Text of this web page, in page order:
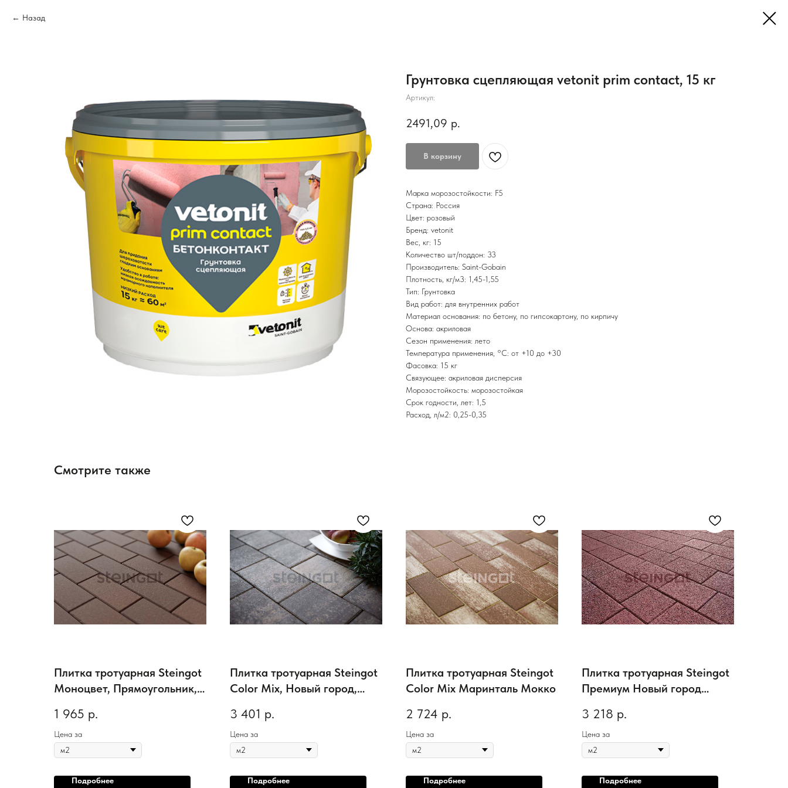
Назад
Грунтовка сцепляющая vetonit prim contact, 15 кг
Артикул:
2491,09 р.
В корзину
Марка морозостойкости: F5
Страна: Россия
Цвет: розовый
Бренд: vetonit
Вес, кг: 15
Количество шт/поддон: 33
Производитель: Saint-Gobain
Плотность, кг/м3: 1,45-1,55
Тип: Грунтовка
Вид работ: для внутренних работ
Материал основания: по бетону, по гипсокартону, по кирпичу
Основа: акриловая
Сезон применения: лето
Температура применения, °С: от +10 до +30
Фасовка: 15 кг
Связующее: акриловая дисперсия
Морозостойкость: морозостойкая
Срок годности, лет: 1,5
Расход, л/м2: 0,25-0,35
Смотрите также
Плитка тротуарная Steingot
Моноцвет, Прямоугольник,
коричневый, 200*100*60
мм
1 965 р.
Цена за
Подробнее
Плитка тротуарная Steingot
Color Mix, Новый город,
мм
3 401 р.
Цена за
Подробнее
Плитка тротуарная Steingot
Color Mix Маринталь Мокко
2 724 р.
Цена за
Подробнее
Плитка тротуарная Steingot
Премиум Новый город
3 218 р.
Цена за
Подробнее